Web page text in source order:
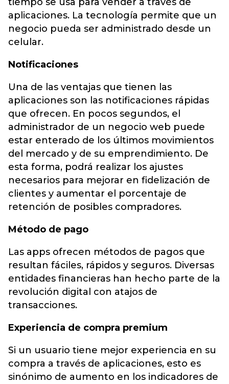
aplicaciones. La tecnología permite que un
negocio pueda ser administrado desde un
celular.
Notificaciones
Una de las ventajas que tienen las
aplicaciones son las notificaciones rápidas
que ofrecen. En pocos segundos, el
administrador de un negocio web puede
estar enterado de los últimos movimientos
del mercado y de su emprendimiento. De
esta forma, podrá realizar los ajustes
necesarios para mejorar en fidelización de
clientes y aumentar el porcentaje de
retención de posibles compradores.
Método de pago
Las apps ofrecen métodos de pagos que
resultan fáciles, rápidos y seguros. Diversas
entidades financieras han hecho parte de la
revolución digital con atajos de
transacciones.
Experiencia de compra premium
Si un usuario tiene mejor experiencia en su
compra a través de aplicaciones, esto es
sinónimo de aumento en los indicadores de